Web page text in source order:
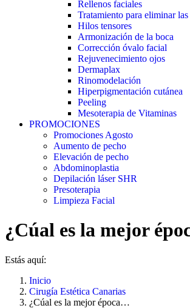
Rellenos faciales
Tratamiento para eliminar
Hilos tensores
Armonización de la boca
Corrección óvalo facial
Rejuvenecimiento ojos
Dermaplax
Rinomodelación
Hiperpigmentación cutánea
Peeling
Mesoterapia de Vitaminas
PROMOCIONES
Promociones Agosto
Aumento de pecho
Elevación de pecho
Abdominoplastia
Depilación láser SHR
Presoterapia
Limpieza Facial
¿Cúal es la mejor
Estás aquí:
Inicio
Cirugía Estética Canarias
¿Cúal es la mejor época…